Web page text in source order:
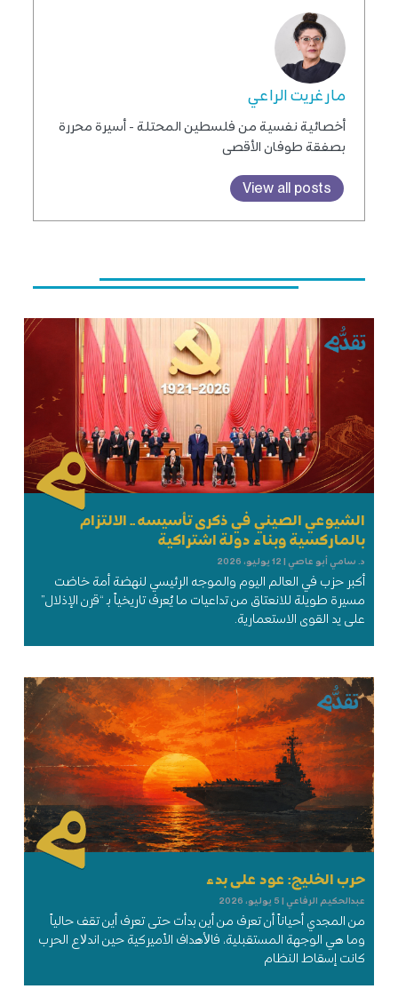
مارغريت الراعي
أخصائية نفسية من فلسطين المحتلة - أسيرة محررة
بصفقة طوفان الأقصى
View all posts
الشيوعي الصيني في ذكرى تأسيسه .. الالتزام
بالماركسية وبناء دولة اشتراكية
د. سامي أبو عاصي 12 يوليو، 2026
أكبر حزب في العالم اليوم والموجه الرئيسي لنهضة أمة خاضت
مسيرة طويلة للانعتاق من تداعيات ما يُعرف تاريخياً بـ “قرن الإذلال”
على يد القوى الاستعمارية.
حرب الخليج: عود على بدء
عبدالحكيم الرفاعي 5 يوليو، 2026
من المجدي أحياناً أن تعرف من أين بدأت حتى تعرف أين تقف حالياً
وما هي الوجهة المستقبلية، فاﻷهداف الأميركية حين اندﻻع الحرب
كانت إسقاط النظام